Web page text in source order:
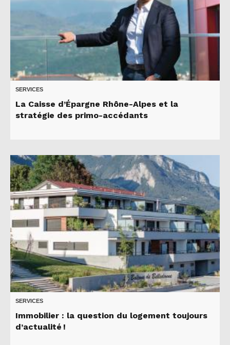
SERVICES
La Caisse d’Épargne Rhône-Alpes et la
stratégie des primo-accédants
SERVICES
Immobilier : la question du logement toujours
d’actualité !